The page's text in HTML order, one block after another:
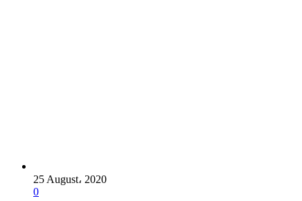
25 August، 2020
0